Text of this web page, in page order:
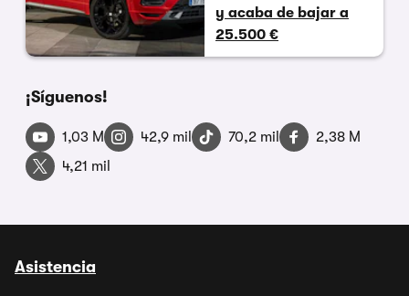
y acaba de bajar a
25.500 €
¡Síguenos!
1,03 M 42,9 mil 70,2 mil
2,38 M
4,21 mil
Asistencia